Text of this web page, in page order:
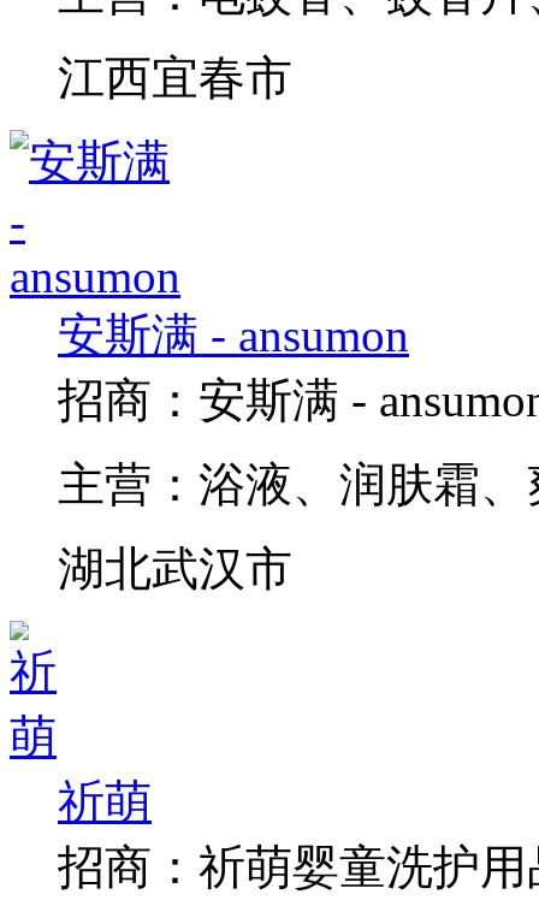
江西宜春市
安斯满 - ansumon
招商： 安斯满 -
主营： 浴液、润肤霜
湖北武汉市
祈萌
招商： 祈萌婴童洗护